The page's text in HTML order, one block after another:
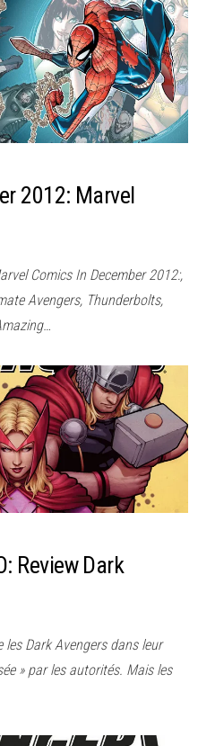
2012: Marvel
Comics In December 2012:,
Avengers, Thunderbolts,
Review Dark
les Dark Avengers dans leur
» par les autorités. Mais les